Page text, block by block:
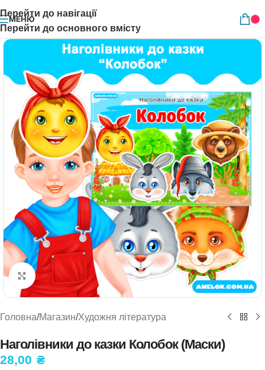
Перейти до навігації
Перейти до основного вмісту
МЕНЮ
Натисніть, щоб збільшити
Головна/Магазин/Художня література
Наголівники до казки Колобок (Маски)
28,00 ₴